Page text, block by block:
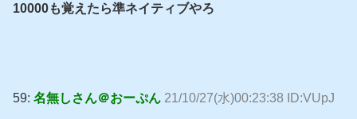
10000も覚えたら準ネイティブやろ
59: 名無しさん＠おーぷん 21/10/27(水)00:23:38 ID:VUpJ